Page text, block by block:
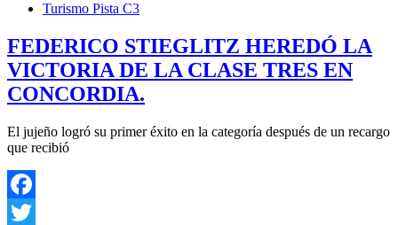
Turismo Pista C3
FEDERICO STIEGLITZ HEREDÓ LA
VICTORIA DE LA CLASE TRES EN
CONCORDIA.
El jujeño logró su primer éxito en la categoría después de un recargo
que recibió
Facebook